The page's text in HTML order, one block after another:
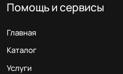
Помощь и сервисы
Главная
Каталог
Услуги